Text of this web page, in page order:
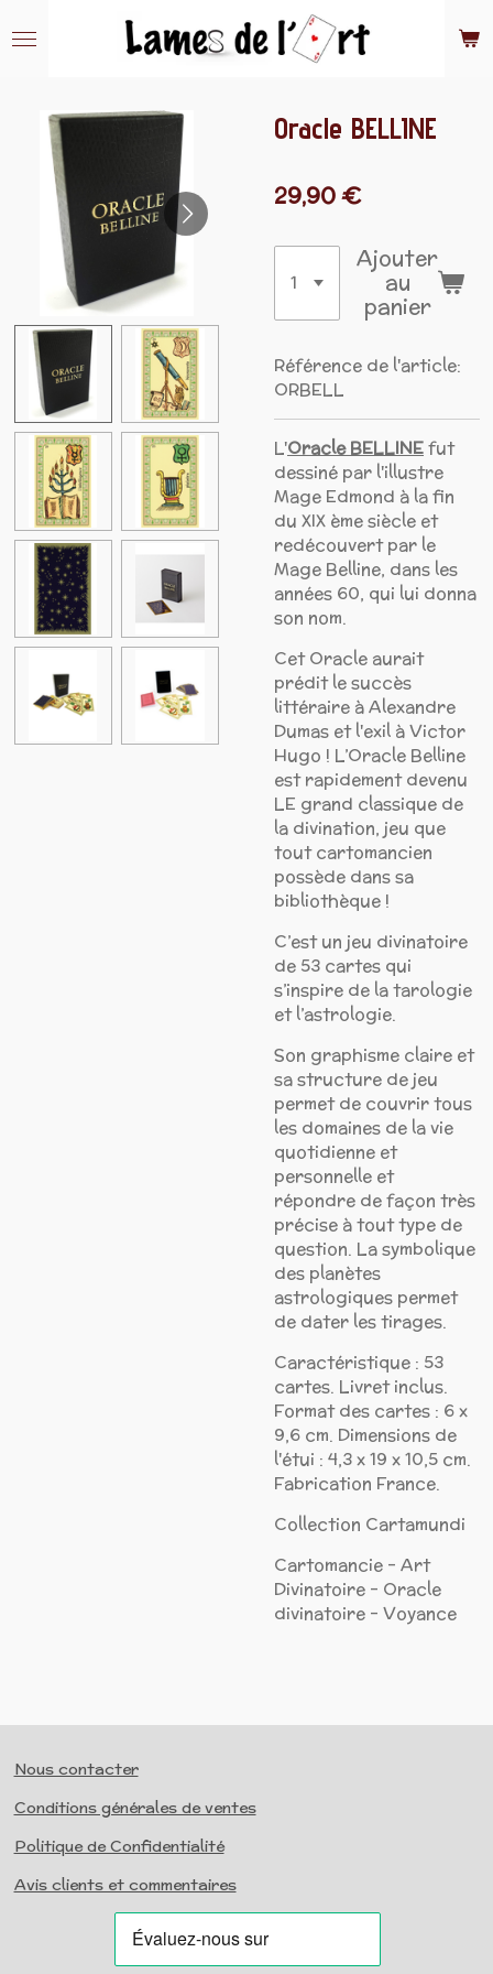
au
Oracle BELLINE
29,90 €
Ajouter
au
panier
Référence de l'article:
ORBELL
L'Oracle BELLINEfut
dessiné par l'illustre
Mage Edmond à la fin
du XIX ème siècle et
redécouvert par le
Mage Belline, dans les
années 60, qui lui donna
son nom.
Cet Oracle aurait
prédit le succès
littéraire à Alexandre
Dumas et l'exil à Victor
Hugo ! L’Oracle Belline
est rapidement devenu
LE grand classique de
la divination, jeu que
tout cartomancien
possède dans sa
bibliothèque !
C’est un jeu divinatoire
de 53 cartes qui
s’inspire de la tarologie
et l’astrologie.
Son graphisme claire et
sa structure de jeu
permet de couvrir tous
les domaines de la vie
quotidienne et
personnelle et
répondre de façon très
précise à tout type de
question. La symbolique
des planètes
astrologiques permet
de dater les tirages.
Caractéristique : 53
cartes. Livret inclus.
Format des cartes : 6 x
9,6 cm. Dimensions de
l'étui : 4,3 x 19 x 10,5 cm.
Fabrication France.
Collection Cartamundi
Cartomancie - Art
Divinatoire - Oracle
divinatoire - Voyance
Nous contacter
Conditions générales de ventes
Politique de Confidentialité
Avis clients et commentaires